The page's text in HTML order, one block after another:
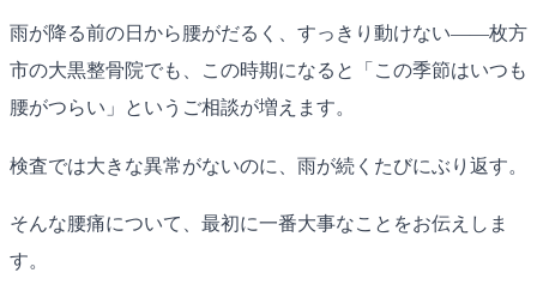
雨が降る前の日から腰がだるく、すっきり動けない——枚方
市の大黒整骨院でも、この時期になると「この季節はいつも
腰がつらい」というご相談が増えます。
検査では大きな異常がないのに、雨が続くたびにぶり返す。
そんな腰痛について、最初に一番大事なことをお伝えしま
す。